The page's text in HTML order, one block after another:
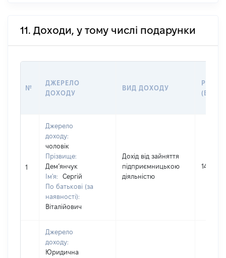
11. Доходи, у тому числі подарунки
№
ДЖЕРЕЛО
ДОХОДУ
ВИД ДОХОДУ
1
Джерело
доходу:
чоловік
Прізвище:
Дем’янчук
Ім'я:
Сергій
По батькові (за
наявності):
Віталійович
Дохід від зайняття
підприємницькою
діяльністю
1457000
Джерело
доходу:
Юридична